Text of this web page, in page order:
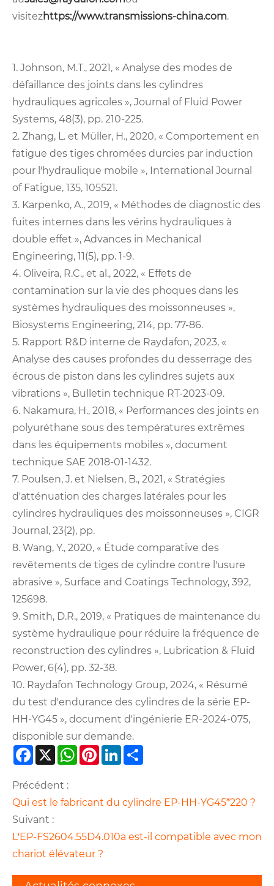
visitezhttps://www.transmissions-china.com.
1. Johnson, M.T., 2021, « Analyse des modes de
défaillance des joints dans les cylindres
hydrauliques agricoles », Journal of Fluid Power
Systems, 48(3), pp. 210-225.
2. Zhang, L. et Müller, H., 2020, « Comportement en
fatigue des tiges chromées durcies par induction
pour l'hydraulique mobile », International Journal
of Fatigue, 135, 105521.
3. Karpenko, A., 2019, « Méthodes de diagnostic des
fuites internes dans les vérins hydrauliques à
double effet », Advances in Mechanical
Engineering, 11(5), pp. 1-9.
4. Oliveira, R.C., et al., 2022, « Effets de
contamination sur la vie des phoques dans les
systèmes hydrauliques des moissonneuses »,
Biosystems Engineering, 214, pp. 77-86.
5. Rapport R&D interne de Raydafon, 2023, «
Analyse des causes profondes du desserrage des
écrous de piston dans les cylindres sujets aux
vibrations », Bulletin technique RT-2023-09.
6. Nakamura, H., 2018, « Performances des joints en
polyuréthane sous des températures extrêmes
dans les équipements mobiles », document
technique SAE 2018-01-1432.
7. Poulsen, J. et Nielsen, B., 2021, « Stratégies
d'atténuation des charges latérales pour les
cylindres hydrauliques des moissonneuses », CIGR
Journal, 23(2), pp.
8. Wang, Y., 2020, « Étude comparative des
revêtements de tiges de cylindre contre l'usure
abrasive », Surface and Coatings Technology, 392,
125698.
9. Smith, D.R., 2019, « Pratiques de maintenance du
système hydraulique pour réduire la fréquence de
reconstruction des cylindres », Lubrication & Fluid
Power, 6(4), pp. 32-38.
10. Raydafon Technology Group, 2024, « Résumé
du test d'endurance des cylindres de la série EP-
HH-YG45 », document d'ingénierie ER-2024-075,
disponible sur demande.
Facebook
X WhatsApp
PinterestLinkedIn
Précédent :
Qui est le fabricant du cylindre EP-HH-YG45*220 ?
Suivant :
L'EP-FS2604.55D4.010a est-il compatible avec mon
chariot élévateur ?